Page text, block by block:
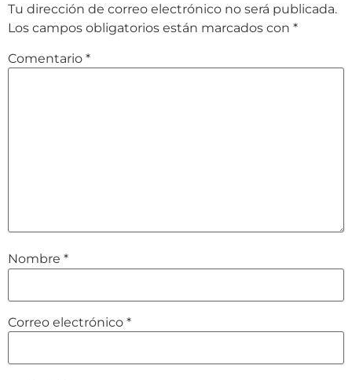
Tu dirección de correo electrónico no será publicada.
Los campos obligatorios están marcados con *
Comentario *
Nombre *
Correo electrónico *